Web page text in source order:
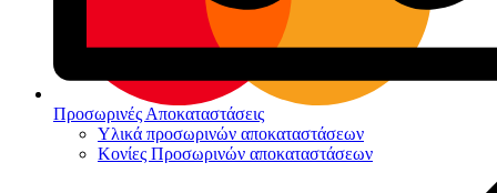
Προσωρινές Αποκαταστάσεις
Υλικά προσωρινών αποκαταστάσεων
Κονίες Προσωρινών αποκαταστάσεων